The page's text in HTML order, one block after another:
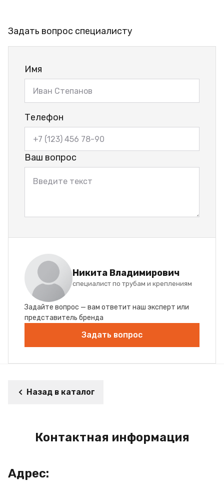
Задать вопрос специалисту
Имя
Телефон
Ваш вопрос
Никита Владимирович
специалист по трубам и креплениям
Задайте вопрос — вам ответит наш эксперт или
представитель бренда
Задать вопрос
Назад в каталог
Контактная информация
Адрес: